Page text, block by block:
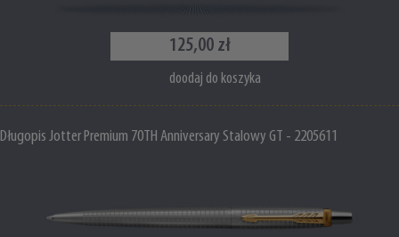
125,00 zł
doodaj do koszyka
Długopis Jotter Premium 70TH Anniversary Stalowy GT - 2205611